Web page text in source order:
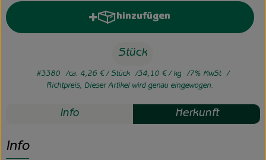
hinzufügen
Produkt zum Warenkorb
Stück
#3380 ca. 4,26 €/ Stück 34,10 €/ kg
7% MwSt
Richtpreis, Dieser Artikel wird genau eingewogen.
Info Herkunft
Info